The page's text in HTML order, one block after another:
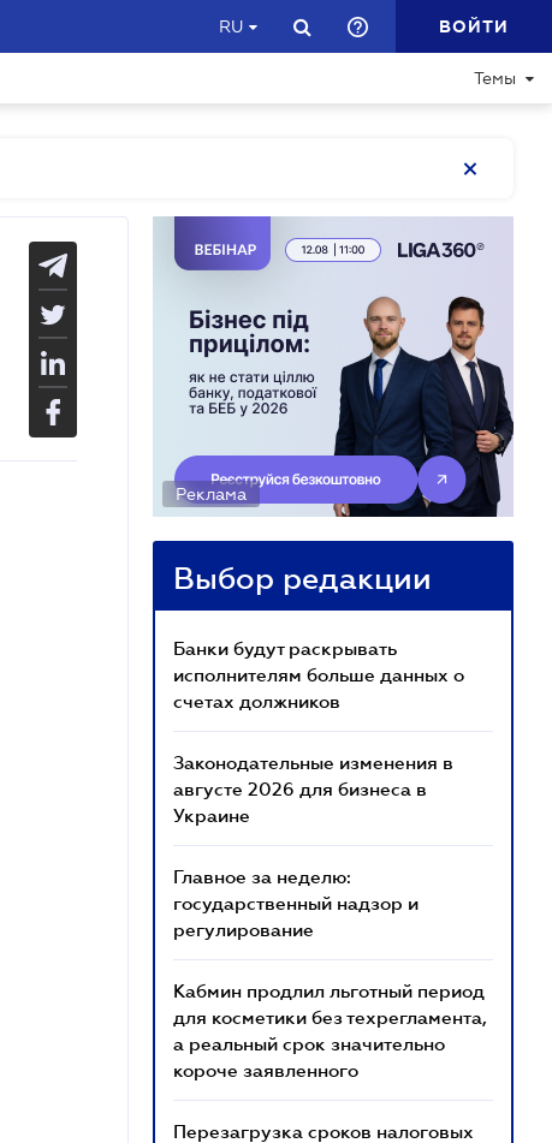
RU ВОЙТИ
Темы
Реклама
Выбор редакции
Банки будут раскрывать
исполнителям больше данных о
счетах должников
Законодательные изменения в
августе 2026 для бизнеса в
Украине
Главное за неделю:
государственный надзор и
регулирование
Кабмин продлил льготный период
для косметики без техрегламента,
а реальный срок значительно
короче заявленного
Перезагрузка сроков налоговых